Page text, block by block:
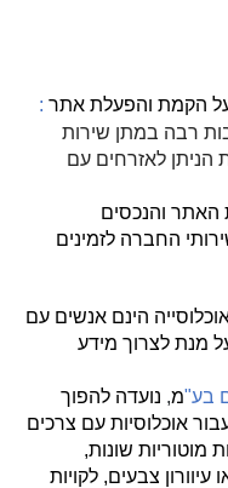
הקמת והפעלת אתר :
רבה במתן שירות
הניתן לאזרחים עם
והנכסים
החברה לזמינים
הינם אנשים עם
מנת לצרוך מידע
בע"מ, נועדה להפוך
אוכלוסיות עם צרכים
מוטוריות שונות,
עיוורון צבעים,לקויות